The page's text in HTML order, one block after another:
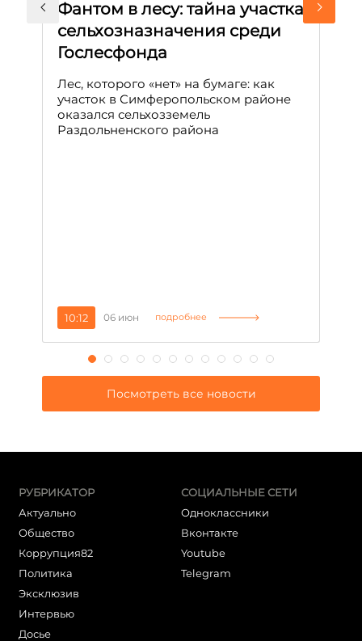
Фантом в лесу: тайна участка
сельхозназначения среди
Гослесфонда
Лес, которого «нет» на бумаге: как
участок в Симферопольском районе
оказался сельхозземель
Раздольненского района
10:12 06 июн подробнее
Посмотреть все новости
РУБРИКАТОР
Актуально
Общество
Коррупция82
Политика
Эксклюзив
Интервью
Досье
СОЦИАЛЬНЫЕ СЕТИ
Одноклассники
Вконтакте
Youtube
Telegram